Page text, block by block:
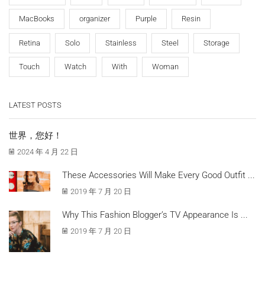
MacBooks organizer Purple Resin
Retina Solo Stainless Steel Storage
Touch Watch With Woman
LATEST POSTS
世界，您好！
2024 年 4 月 22 日
These Accessories Will Make Every Good Outfit ...
2019 年 7 月 20 日
Why This Fashion Blogger’s TV Appearance Is ...
2019 年 7 月 20 日